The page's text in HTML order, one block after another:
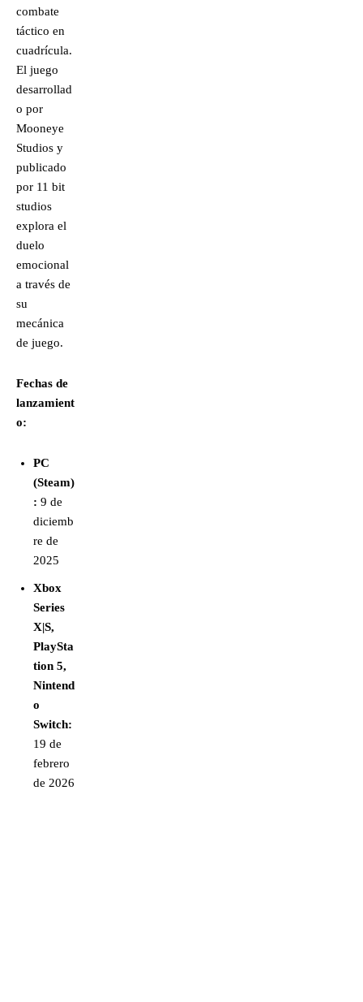
combate
táctico en
cuadrícula.
El juego
desarrollad
o por
Mooneye
Studios y
publicado
por 11 bit
studios
explora el
duelo
emocional
a través de
su
mecánica
de juego.
Fechas de
lanzamient
o:
PC
(Steam)
: 9 de
diciemb
re de
2025
Xbox
Series
X|S,
PlaySta
tion 5,
Nintend
o
Switch:
19 de
febrero
de 2026